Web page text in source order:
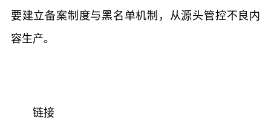
要建立备案制度与黑名单机制，从源头管控不良内
容生产。
链接